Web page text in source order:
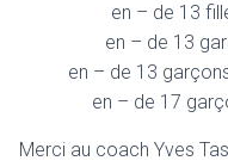
en – de 13
en – de 13
en – de 13
en – de 17
Merci au coach Yves